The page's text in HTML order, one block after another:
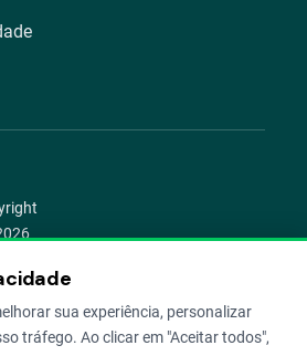
os
sua experiência, personalizar
tráfego. Ao clicar em "Aceitar todos",